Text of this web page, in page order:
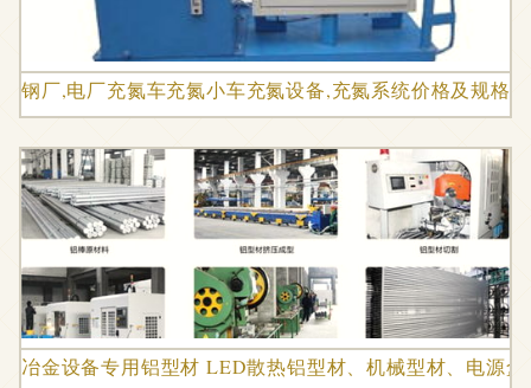
钢厂,电厂充氮车充氮小车充氮设备,充氮系统价格及规格
冶金设备专用铝型材 LED散热铝型材、机械型材、电源